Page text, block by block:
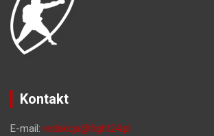
Kontakt
E-mail: redakcja@fight24.pl